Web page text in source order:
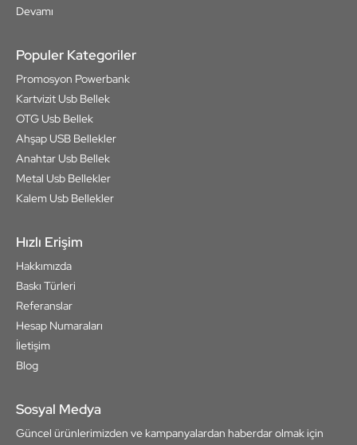
Devamı
Populer Kategoriler
Promosyon Powerbank
Kartvizit Usb Bellek
OTG Usb Bellek
Ahşap USB Bellekler
Anahtar Usb Bellek
Metal Usb Bellekler
Kalem Usb Bellekler
Hızlı Erişim
Hakkımızda
Baskı Türleri
Referanslar
Hesap Numaraları
İletişim
Blog
Sosyal Medya
Güncel ürünlerimizden ve kampanyalardan haberdar olmak için